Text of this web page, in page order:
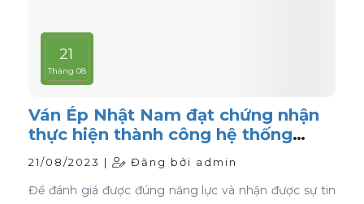
21
Tháng 08
Ván Ép Nhật Nam đạt chứng nhận
thực hiện thành công hệ thống
quản lý chất lượng ISO 9001:2015
21/08/2023 | Đăng bởi admin
Để đánh giá được đúng năng lực và nhận được sự tin